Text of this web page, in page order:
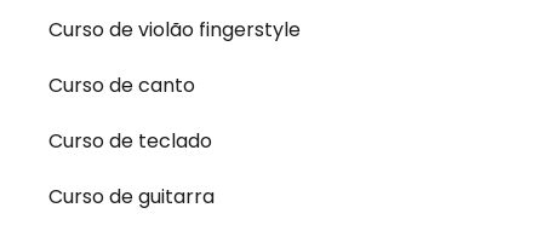
Curso de violão fingerstyle
Curso de canto
Curso de teclado
Curso de guitarra